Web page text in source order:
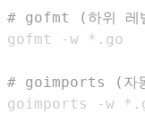
# gofmt (하위 레
# goimports (자
goimports -w